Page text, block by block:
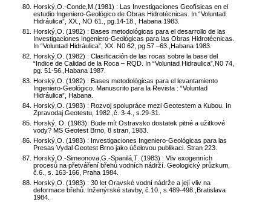
Horský,O.-Conde,M.(1981) : Las Investigaciones Geofísicas en el
estudio Ingeniero-Geológico de Obras Hidrotécnicas. In “Voluntad
Hidráulica”, XX., NO 61., pg.14-18., Habana 1983.
Horský,O. (1982) : Bases metodológicas para el desarrollo de las
Investigaciones Ingeniero-Geológicas para las Obras Hidrotécnicas.
In “Voluntad Hidráulica”, XX. N0 62, pg.57 –63.,Habana 1983.
Horský,O. (1982) : Clasificación de las rocas sobre la base del
“Indice de Calidad de la Roca – RQD. In “Voluntad Hidraulica”,N0 74,
pg. 51-56.,Habana 1987.
Horský,O. (1982) : Bases metodológicas para el levantamiento
Ingeniero-Geológico. Manuscrito para la Revista : “Voluntad
Hidráulica”, Habana.
Horský,O. (1983) : Rozvoj spolupráce mezi Geotestem a Kubou. In
Zpravodaj Geotestu, 1982.,č. 3-4., s.29-31.
Horský, O. (1983): Bude mít Ostravsko dostatek pitné a užitkové
vody? MS Geotest Brno, 8 stran, 1983.
Horský,O. (1983) : Investigaciones Ingeniero-Geológicas para las
Presas Vydal Geotest Brno jako účelovou publikaci. Stran 223.
Horský,O.-Simeonova,G.-Spanilá,T. (1983) : Vliv exogenních
procesů na přetváření břehů vodních nádrží. Geologický průzkum,
č.6., s. 163-166, Praha 1984.
Horský,O. (1983) : 30 let Oravské vodní nádrže a její vliv na
deformace břehů. Inženýrské stavby, č.10., s.489-498.,Bratislava
1984.